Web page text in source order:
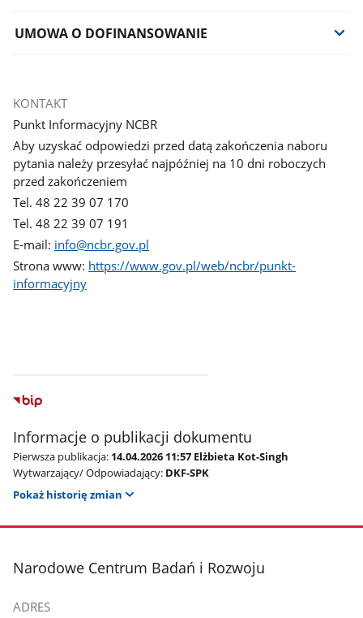
UMOWA O DOFINANSOWANIE
KONTAKT
Punkt Informacyjny NCBR
Aby uzyskać odpowiedzi przed datą zakończenia naboru
pytania należy przesyłać najpóźniej na 10 dni roboczych
przed zakończeniem
Tel. 48 22 39 07 170
Tel. 48 22 39 07 191
E-mail: info@ncbr.gov.pl
Strona www: https://www.gov.pl/web/ncbr/punkt-
informacyjny
Informacje o publikacji dokumentu
Pierwsza publikacja: 14.04.2026 11:57 Elżbieta Kot-Singh
Wytwarzający/ Odpowiadający: DKF-SPK
Pokaż historię zmian
stopka
Narodowe Centrum Badań i Rozwoju
ADRES